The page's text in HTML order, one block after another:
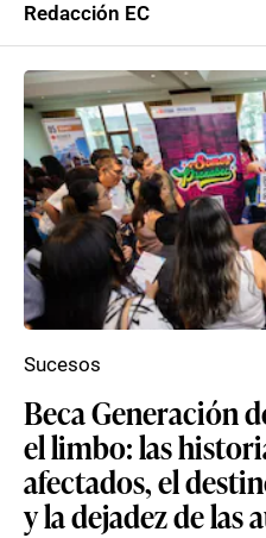
Redacción EC
Beca Generación
el limbo: las
afectados, el
y la dejadez de las
Sucesos